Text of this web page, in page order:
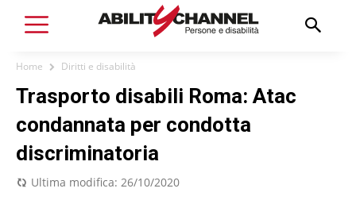
Home Diritti e disabilità
Trasporto disabili Roma: Atac
condannata per condotta
discriminatoria
Ultima modifica: 26/10/2020